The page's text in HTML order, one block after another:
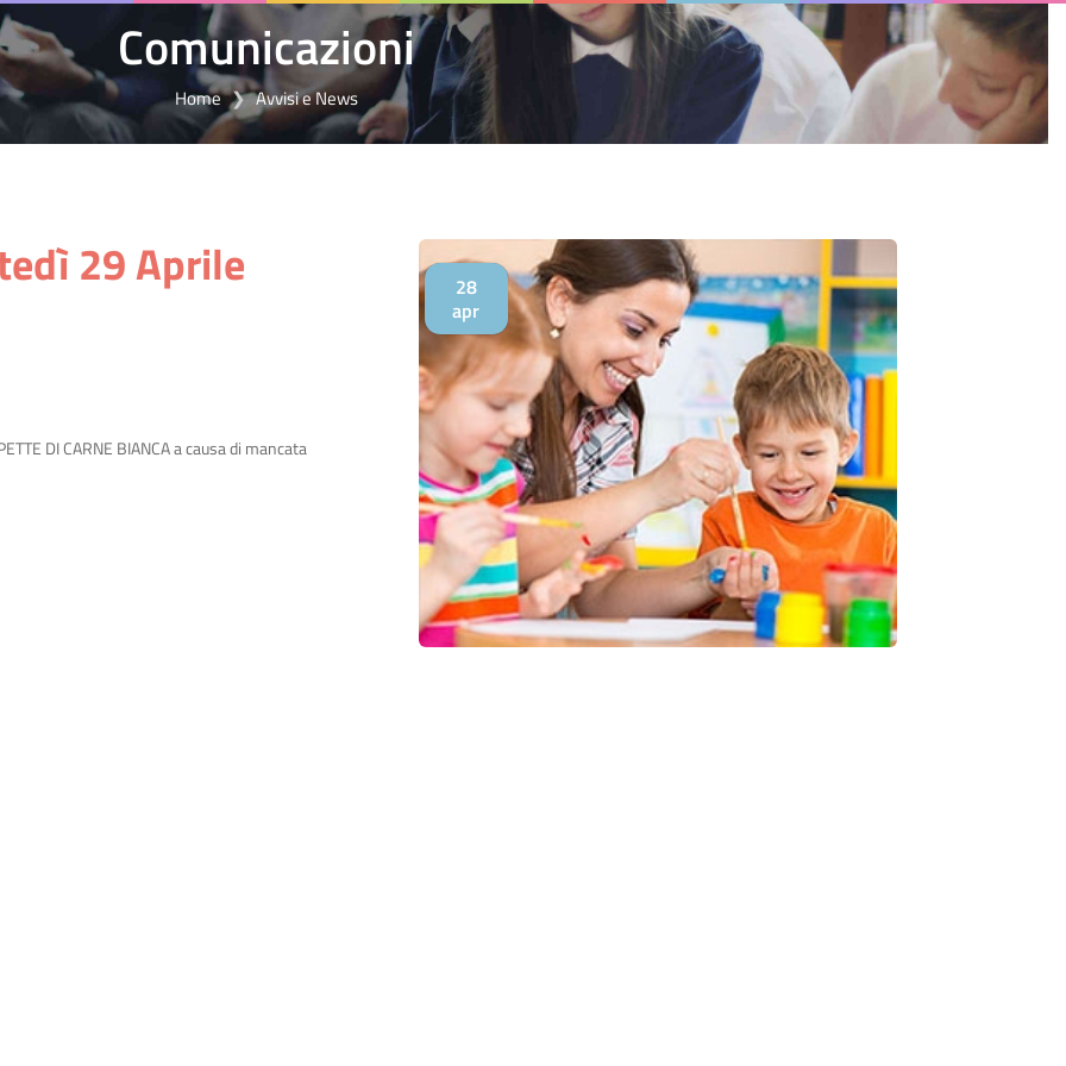
Comunicazioni
Home Avvisi e News
28
apr
29 Aprile
DI CARNE BIANCA a causa di mancata